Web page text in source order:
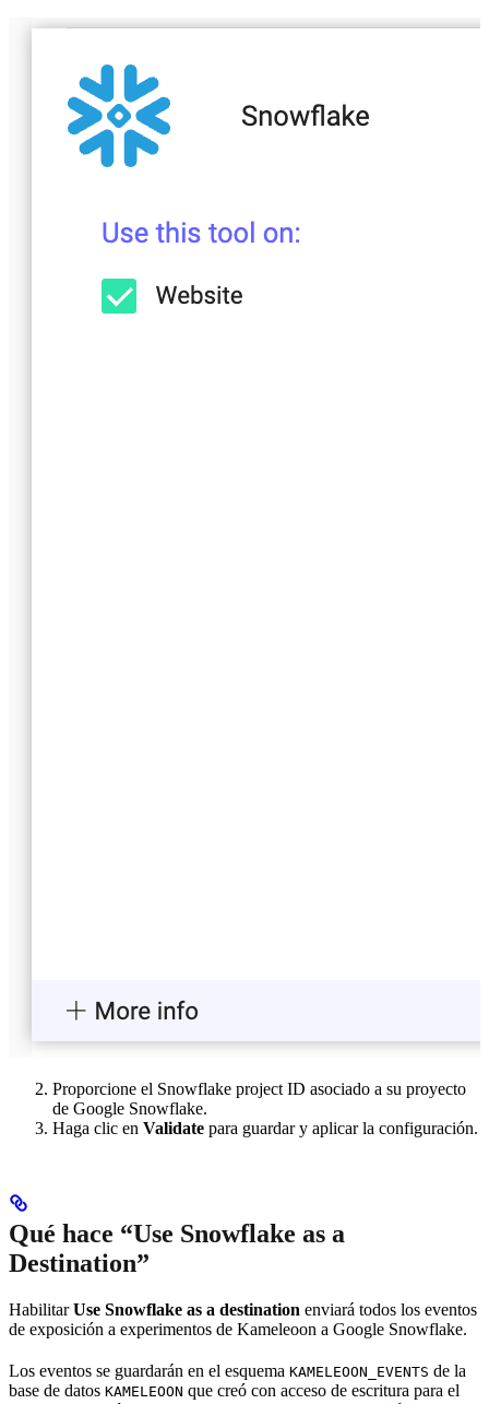
Proporcione el Snowflake project ID asociado a su proyecto
de Google Snowflake.
Haga clic en Validate para guardar y aplicar la configuración.
Qué hace “Use Snowflake as a
Destination”
HabilitarUse Snowflake as a destination enviará todos los eventos
de exposición a experimentos de Kameleoon a Google Snowflake.
Los eventos se guardarán en el esquema KAMELEOON_EVENTS de la
base de datos KAMELEOON que creó con acceso de escritura para el